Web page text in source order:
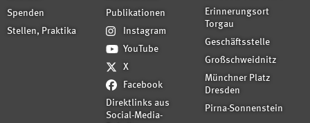
Spenden
Stellen, Praktika
Publikationen
Instagram
YouTube
X
Facebook
Direktlinks aus
Social-Media-
Erinnerungsort
Torgau
Geschäftsstelle
Großschweidnitz
Münchner Platz
Dresden
Pirna-Sonnenstein